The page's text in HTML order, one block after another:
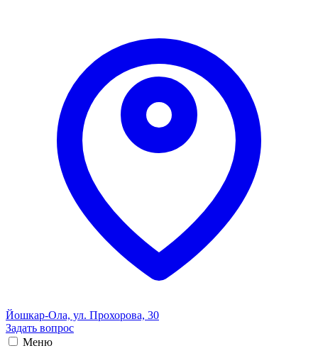
Йошкар-Ола, ул. Прохорова, 30
Задать вопрос
Меню